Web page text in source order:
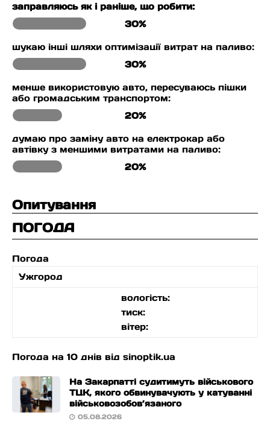
заправляюсь як і раніше, що робити:
30%
шукаю інші шляхи оптимізації витрат на паливо:
30%
менше використовую авто, пересуваюсь пішки
або громадським транспортом:
20%
думаю про заміну авто на електрокар або
автівку з меншими витратами на паливо:
20%
Опитування
ПОГОДА
Погода
Ужгород
вологість:
тиск:
вітер:
Погода на 10 днів від sinoptik.ua
На Закарпатті судитимуть військового
ТЦК, якого обвинувачують у катуванні
військовозобов’язаного
05.08.2026